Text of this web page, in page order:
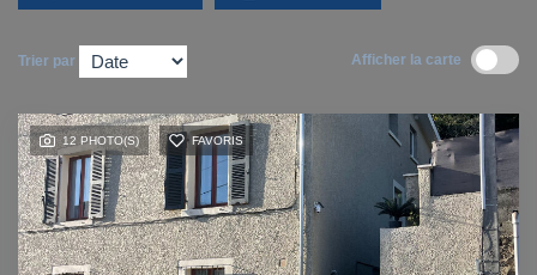
Trier par Afficher la carte
12 PHOTO(S) FAVORIS